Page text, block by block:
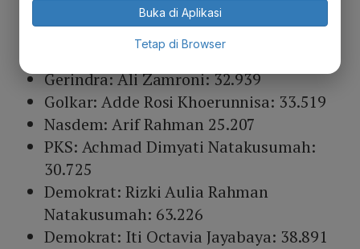
PKB: Risya Azzahr Rahiman
Natakusumah: 44.842
PKB: Abdul Rochman 35.027
Gerindra: Ali Zamroni: 32.939
Golkar: Adde Rosi Khoerunnisa: 33.519
Nasdem: Arif Rahman 25.207
PKS: Achmad Dimyati Natakusumah:
30.725
Demokrat: Rizki Aulia Rahman
Natakusumah: 63.226
Demokrat: Iti Octavia Jayabaya: 38.891
Buka di Aplikasi
Tetap di Browser